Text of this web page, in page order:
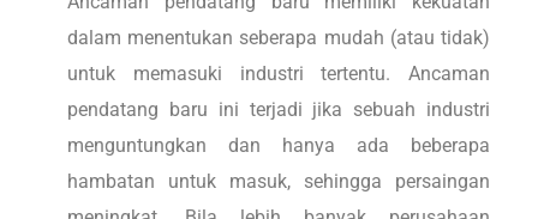
dalam menentukan seberapa mudah (atau tidak)
untuk memasuki industri tertentu. Ancaman
pendatang baru ini terjadi jika sebuah industri
menguntungkan dan hanya ada beberapa
hambatan untuk masuk, sehingga persaingan